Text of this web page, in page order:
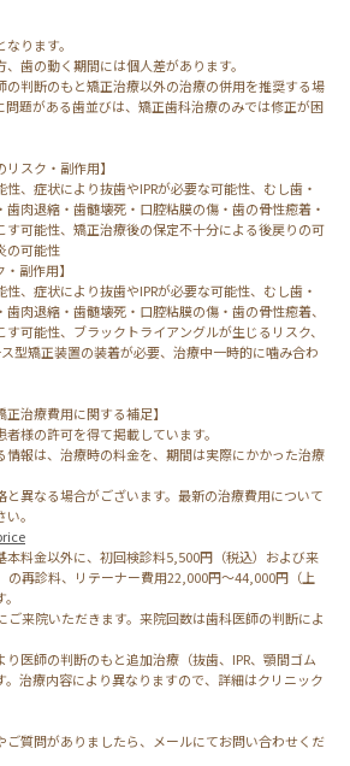
ります。
歯の動く期間には個人差があります。
の判断のもと矯正治療以外の治療の併用を推奨する場
題がある歯並びは、矯正歯科治療のみでは修正が困
リスク・副作用】
、症状により抜歯やIPRが必要な可能性、むし歯・
肉退縮・歯髄壊死・口腔粘膜の傷・歯の骨性癒着・
す可能性、矯正治療後の保定不十分による後戻りの可
の可能性
副作用】
、症状により抜歯やIPRが必要な可能性、むし歯・
肉退縮・歯髄壊死・口腔粘膜の傷・歯の骨性癒着、
可能性、ブラックトライアングルが生じるリスク、
型矯正装置の装着が必要、治療中一時的に噛み合わ
正治療費用に関する補足】
様の許可を得て掲載しています。
報は、治療時の料金を、期間は実際にかかった治療
異なる場合がございます。最新の治療費用について
。
料金以外に、初回検診料5,500円（税込）および来
の再診料、リテーナー費用22,000円～44,000円（上
来院いただきます。来院回数は歯科医師の判断によ
医師の判断のもと追加治療（抜歯、IPR、顎間ゴム
。治療内容により異なりますので、詳細はクリニック
ご質問がありましたら、メールにてお問い合わせくだ